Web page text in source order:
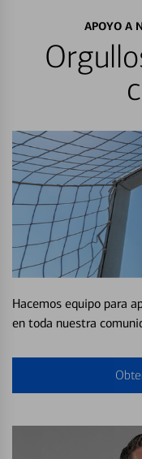
APOYO A
Hacemos equipo para
en toda nuestra